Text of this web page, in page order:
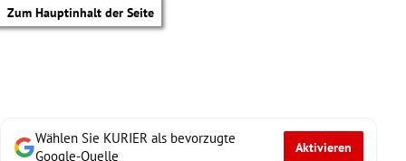
Zum Hauptinhalt der Seite
Wählen Sie KURIER als bevorzugte
Google-Quelle
Aktivieren